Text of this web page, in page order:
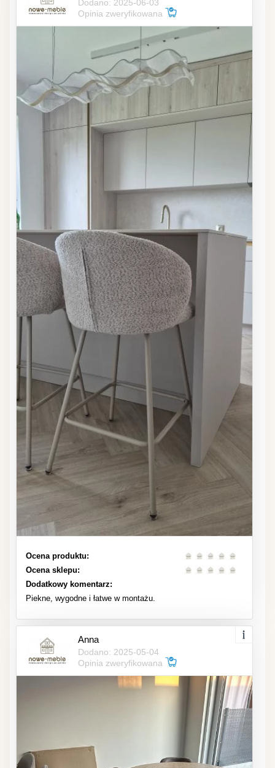
Dodano: 2025-06-03
Opinia zweryfikowana
Ocena produktu:
Ocena sklepu:
Dodatkowy komentarz:
Piekne, wygodne i łatwe w montażu.
Anna
Dodano: 2025-05-04
Opinia zweryfikowana